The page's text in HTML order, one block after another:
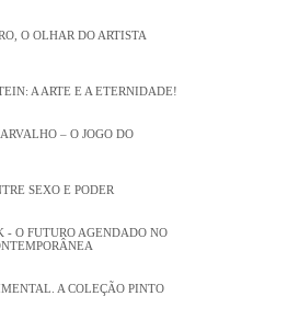
O OLHAR DO ARTISTA
A ARTE E A ETERNIDADE!
– O JOGO DO
SEXO E PODER
- O FUTURO AGENDADO NO
A COLEÇÃO PINTO